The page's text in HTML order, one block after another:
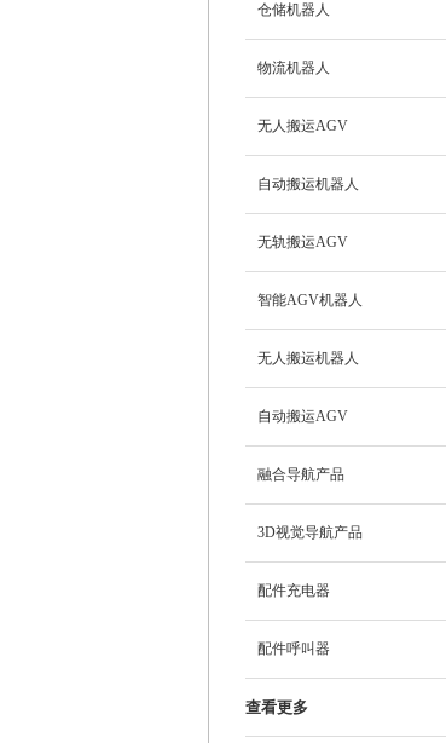
仓储机器人
物流机器人
无人搬运AGV
自动搬运机器人
无轨搬运AGV
智能AGV机器人
无人搬运机器人
自动搬运AGV
融合导航产品
3D视觉导航产品
配件充电器
配件呼叫器
查看更多